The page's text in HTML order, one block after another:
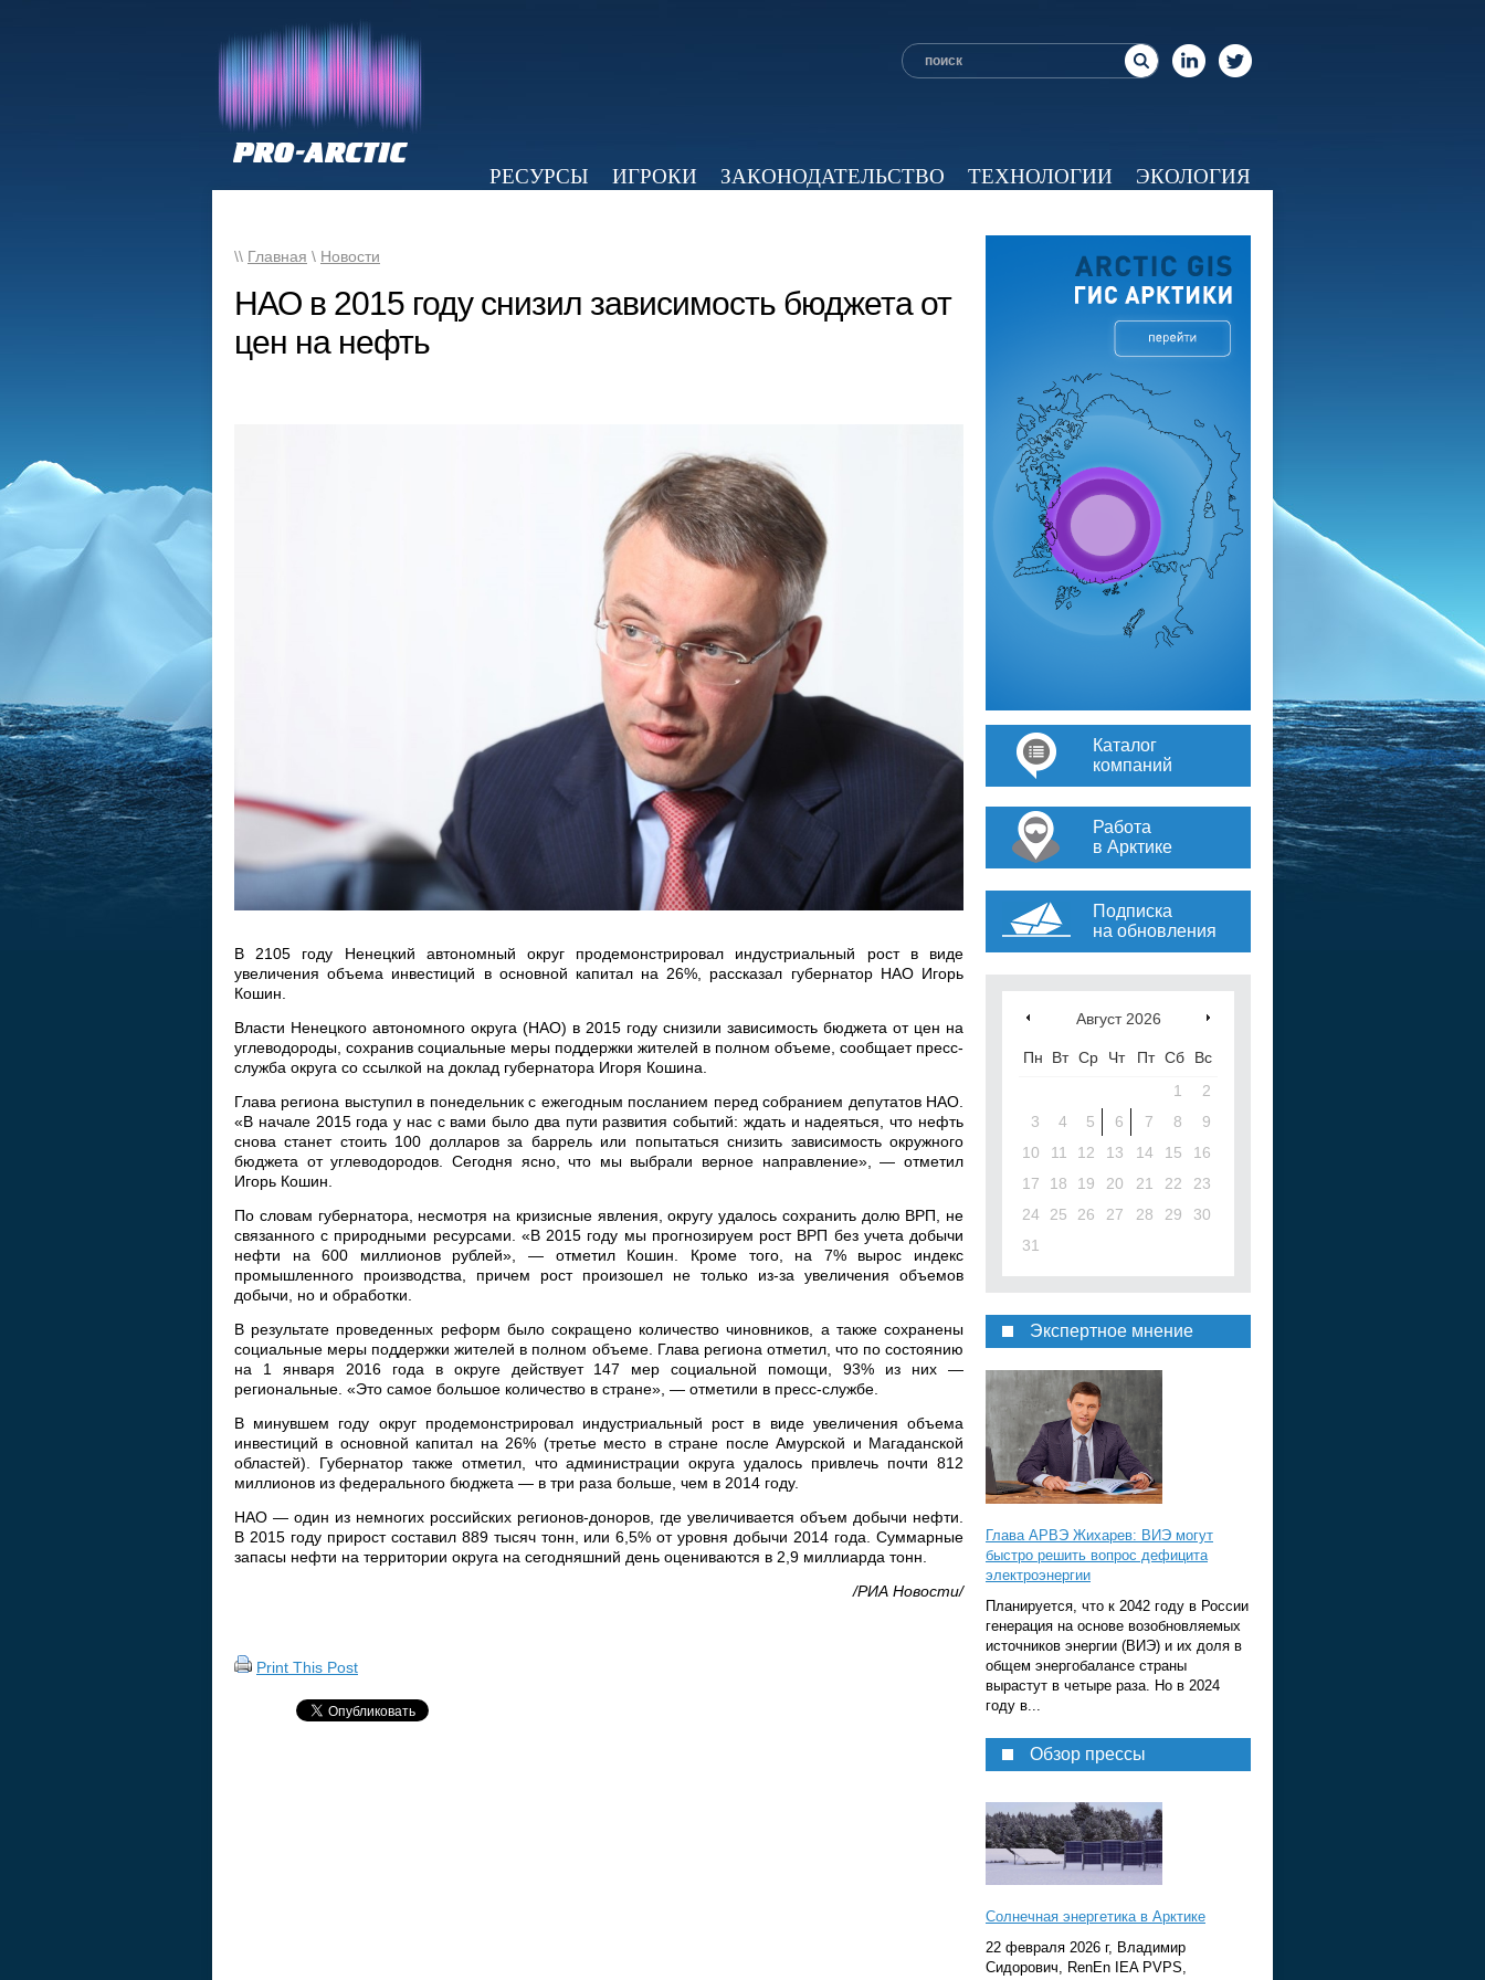
РЕСУРСЫ ИГРОКИ ЗАКОНОДАТЕЛЬСТВО ТЕХНОЛОГИИ
ЭКОЛОГИЯ
\\ Главная \ Новости
НАО в 2015 году снизил зависимость бюджета от
цен на нефть
В 2105 году Ненецкий автономный округ продемонстрировал индустриальный рост в виде
увеличения объема инвестиций в основной капитал на 26%, рассказал губернатор НАО Игорь
Кошин.
Власти Ненецкого автономного округа (НАО) в 2015 году снизили зависимость бюджета от цен на
углеводороды, сохранив социальные меры поддержки жителей в полном объеме, сообщает пресс-
служба округа со ссылкой на доклад губернатора Игоря Кошина.
Глава региона выступил в понедельник с ежегодным посланием перед собранием депутатов НАО.
«В начале 2015 года у нас с вами было два пути развития событий: ждать и надеяться, что нефть
снова станет стоить 100 долларов за баррель или попытаться снизить зависимость окружного
бюджета от углеводородов. Сегодня ясно, что мы выбрали верное направление», — отметил
Игорь Кошин.
По словам губернатора, несмотря на кризисные явления, округу удалось сохранить долю ВРП, не
связанного с природными ресурсами. «В 2015 году мы прогнозируем рост ВРП без учета добычи
нефти на 600 миллионов рублей», — отметил Кошин. Кроме того, на 7% вырос индекс
промышленного производства, причем рост произошел не только из-за увеличения объемов
добычи, но и обработки.
В результате проведенных реформ было сокращено количество чиновников, а также сохранены
социальные меры поддержки жителей в полном объеме. Глава региона отметил, что по состоянию
на 1 января 2016 года в округе действует 147 мер социальной помощи, 93% из них —
региональные. «Это самое большое количество в стране», — отметили в пресс-службе.
В минувшем году округ продемонстрировал индустриальный рост в виде увеличения объема
инвестиций в основной капитал на 26% (третье место в стране после Амурской и Магаданской
областей). Губернатор также отметил, что администрации округа удалось привлечь почти 812
миллионов из федерального бюджета — в три раза больше, чем в 2014 году.
НАО — один из немногих российских регионов-доноров, где увеличивается объем добычи нефти.
В 2015 году прирост составил 889 тысяч тонн, или 6,5% от уровня добычи 2014 года. Суммарные
запасы нефти на территории округа на сегодняшний день оцениваются в 2,9 миллиарда тонн.
/РИА Новости/
Print This Post
Каталог
компаний
Работа
в Арктике
Подписка
на обновления
Август 2026
Пн Вт Ср Чт Пт Сб
Вс
1
2
3
4 5 6 7 8
9
10
11 12 13 14 15
16
17
18 19 20 21 22
23
24
25 26 27 28 29
30
31
Экспертное мнение
Глава АРВЭ Жихарев: ВИЭ могут
быстро решить вопрос дефицита
электроэнергии
Планируется, что к 2042 году в России
генерация на основе возобновляемых
источников энергии (ВИЭ) и их доля в
общем энергобалансе страны
вырастут в четыре раза. Но в 2024
году в...
Обзор прессы
Солнечная энергетика в Арктике
22 февраля 2026 г, Владимир
Сидорович, RenEn IEA PVPS,